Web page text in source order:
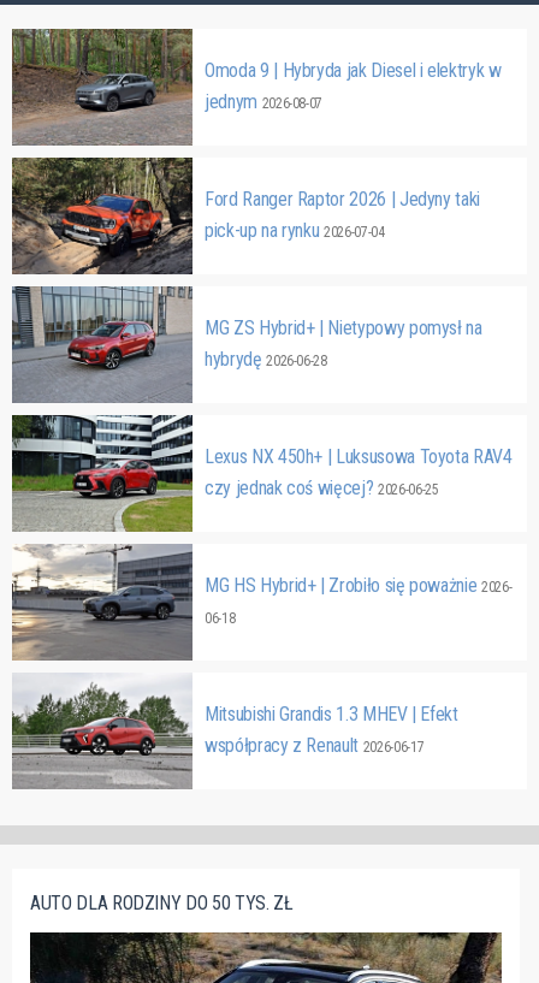
Omoda 9 | Hybryda jak Diesel i elektryk w
jednym 2026-08-07
Ford Ranger Raptor 2026 | Jedyny taki
pick-up na rynku2026-07-04
MG ZS Hybrid+ | Nietypowy pomysł na
hybrydę2026-06-28
Lexus NX 450h+ | Luksusowa Toyota RAV4
czy jednak coś więcej? 2026-06-25
MG HS Hybrid+ | Zrobiło się poważnie2026-
06-18
Mitsubishi Grandis 1.3 MHEV | Efekt
współpracy z Renault 2026-06-17
AUTO DLA RODZINY DO 50 TYS. ZŁ